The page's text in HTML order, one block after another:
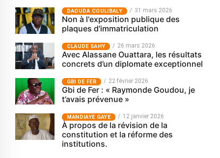
‎DAOUDA COULIBALY 31 mars 2026
Non à l'exposition publique des
plaques d'immatriculation
CLAUDE SAHY 26 mars 2026
Avec Alassane Ouattara, les résultats
concrets d’un diplomate exceptionnel
GBI DE FER 22 février 2026
Gbi de Fer : « Raymonde Goudou, je
t’avais prévenue »
MANDIAYE GAYE 12 janvier 2026
À propos de la révision de la
constitution et la réforme des
institutions.